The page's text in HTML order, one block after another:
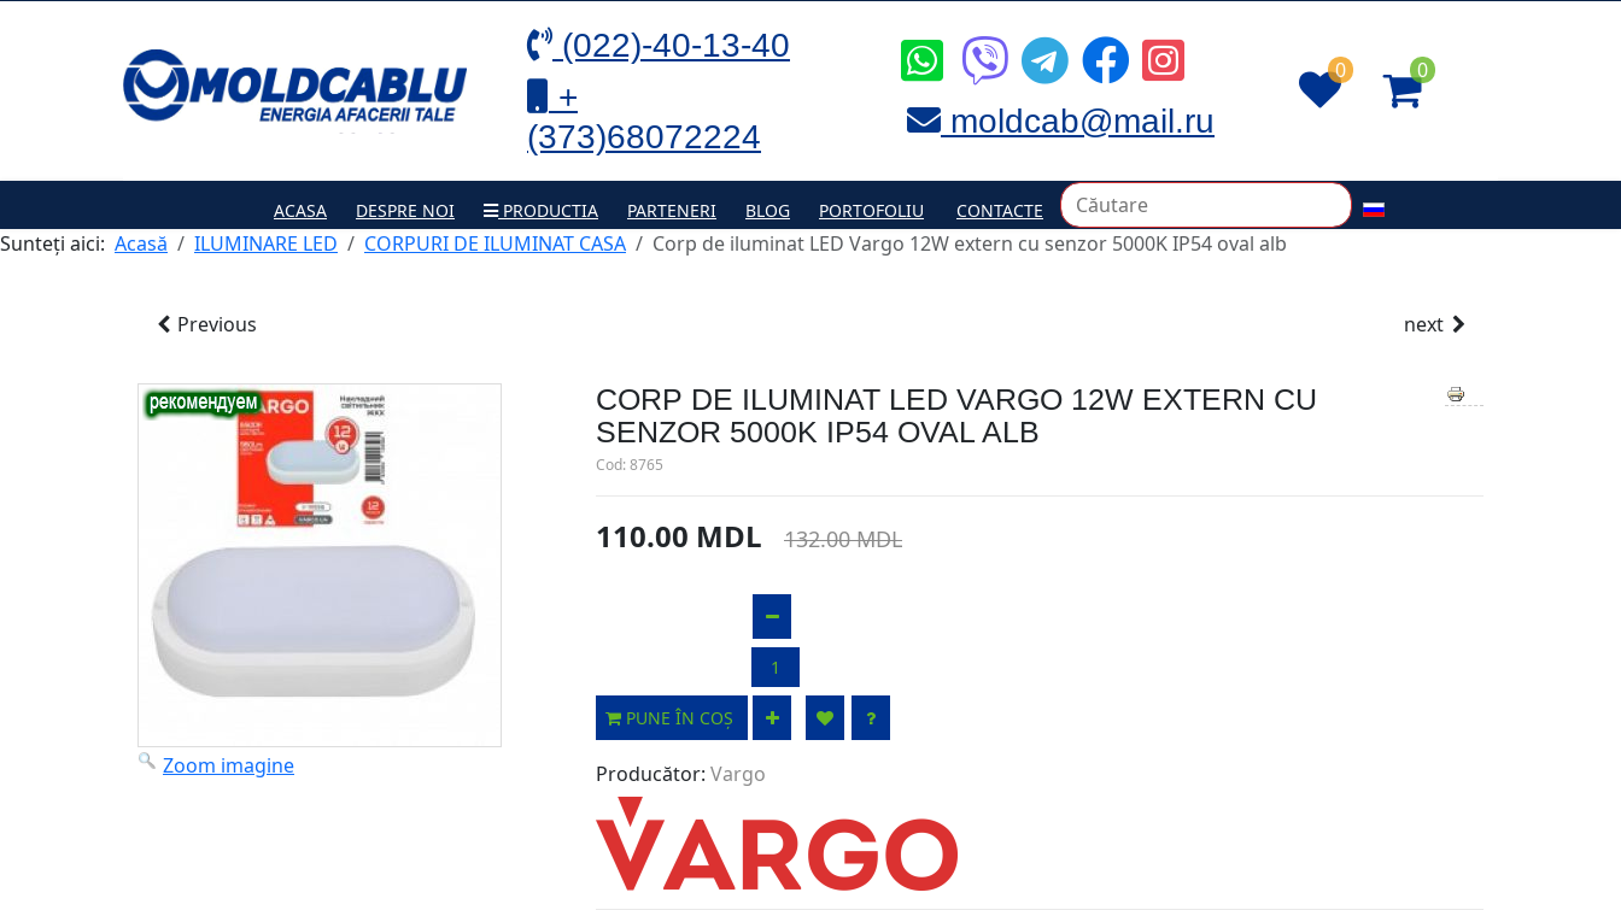
(022)-40-13-40
+
(373)68072224
moldcab@mail.ru
0 0
ACASA DESPRE NOI PRODUCTIA PARTENERI BLOG PORTOFOLIU CONTACTE
Sunteți aici: Acasă ILUMINARE LED CORPURI DE ILUMINAT CASA Corp de iluminat LED Vargo 12W extern cu senzor 5000K IP54 oval alb
Previous next
Zoom imagine
CORP DE ILUMINAT LED VARGO 12W EXTERN CU
SENZOR 5000K IP54 OVAL ALB
Cod:8765
110.00 MDL 132.00 MDL
PUNE ÎN COȘ
Producător: Vargo